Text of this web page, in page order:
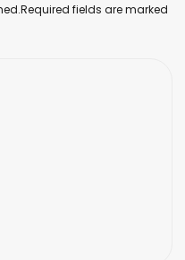
fields are marked